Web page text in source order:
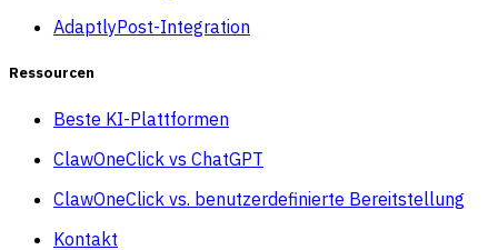
AdaptlyPost-Integration
Ressourcen
Beste KI-Plattformen
ClawOneClick vs ChatGPT
ClawOneClick vs. benutzerdefinierte Bereitstellung
Kontakt